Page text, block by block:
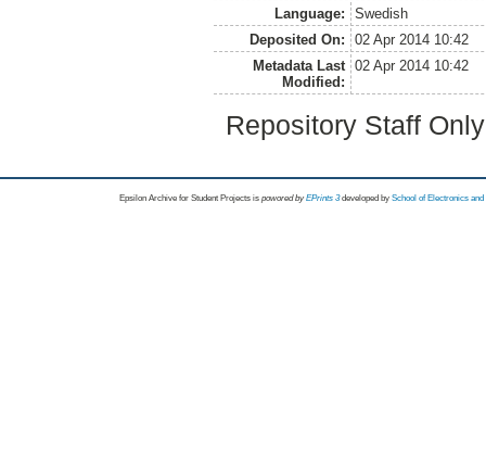
Language:
Swedish
Deposited On:
02 Apr 2014 10:42
Metadata Last
Modified:
02 Apr 2014 10:42
Repository Staff
Epsilon Archive for Student Projects is powored byEPrints 3 developed by School of Electronics